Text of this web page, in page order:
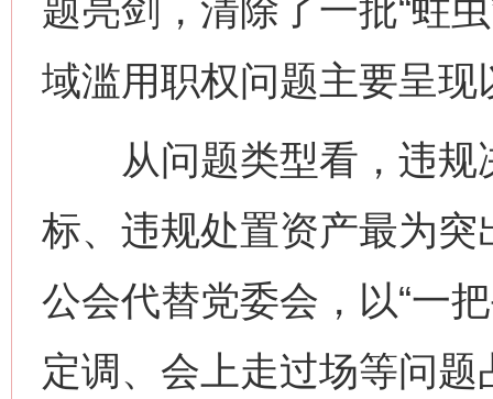
题亮剑，清除了一批“蛀
域滥用职权问题主要呈现
从问题类型看，违规
标、违规处置资产最为
公会代替党委会，以“一
定调、会上走过场等问